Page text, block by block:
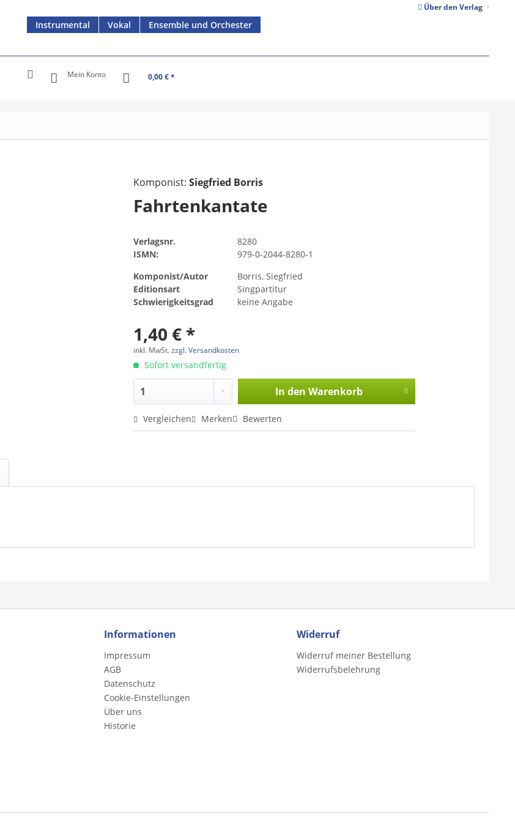
Über den Verlag
Instrumental Vokal Ensemble und Orchester
Mein Konto 0,00 € *
Komponist:Siegfried Borris
Fahrtenkantate
Verlagsnr.
8280
ISMN:
979-0-2044-8280-1
Komponist/Autor
Borris, Siegfried
Editionsart
Singpartitur
Schwierigkeitsgrad
keine Angabe
1,40 € *
inkl. MwSt.zzgl. Versandkosten
Sofort versandfertig
In den Warenkorb
Vergleichen Merken Bewerten
Informationen
Impressum
AGB
Datenschutz
Cookie-Einstellungen
Über uns
Historie
Widerruf
Widerruf meiner Bestellung
Widerrufsbelehrung